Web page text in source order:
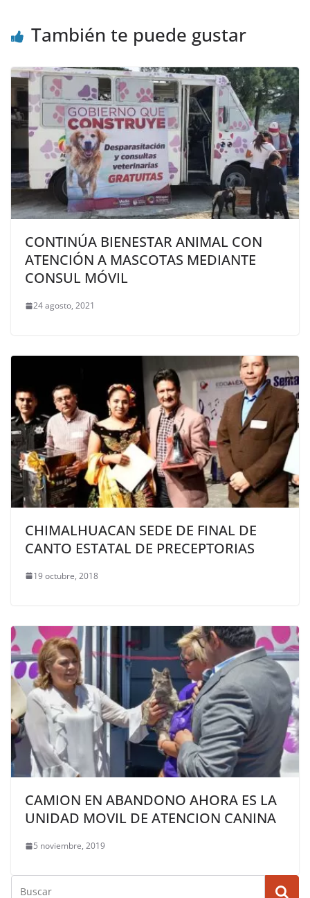
También te puede gustar
CONTINÚA BIENESTAR ANIMAL CON
ATENCIÓN A MASCOTAS MEDIANTE
CONSUL MÓVIL
24 agosto, 2021
CHIMALHUACAN SEDE DE FINAL DE
CANTO ESTATAL DE PRECEPTORIAS
19 octubre, 2018
CAMION EN ABANDONO AHORA ES LA
UNIDAD MOVIL DE ATENCION CANINA
5 noviembre, 2019